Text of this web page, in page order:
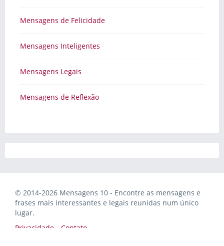
Mensagens de Felicidade
Mensagens Inteligentes
Mensagens Legais
Mensagens de Reflexão
© 2014-2026 Mensagens 10 - Encontre as mensagens e
frases mais interessantes e legais reunidas num único
lugar.
Privacidade
Contato